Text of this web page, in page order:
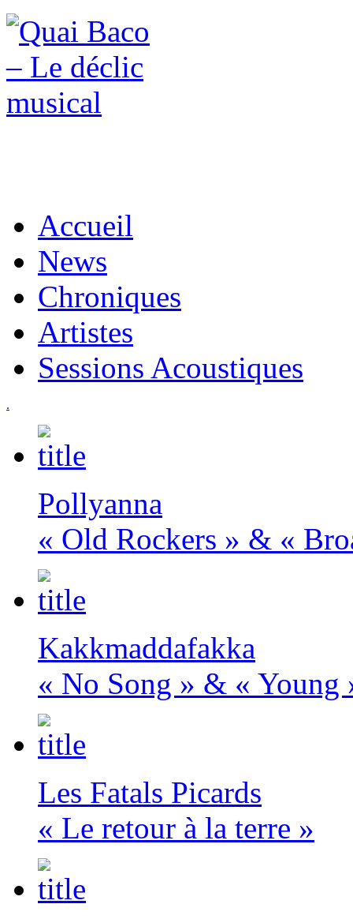
Accueil
News
Chroniques
Artistes
Sessions Acoustiques
.
Pollyanna
« Old Rockers » & «
Kakkmaddafakka
« No Song » & « Young
Les Fatals Picards
« Le retour à la terre »